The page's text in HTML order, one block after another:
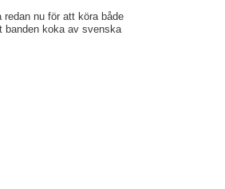
redan nu för att köra både
banden koka av svenska